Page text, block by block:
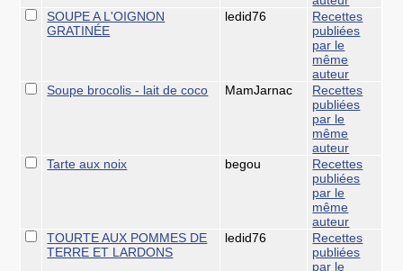
SOUPE A L'OIGNON
GRATINÉE
ledid76
Recettes
publiées
par le
même
auteur
Soupe brocolis - lait de coco
MamJarnac
Recettes
publiées
par le
même
auteur
Tarte aux noix
begou
Recettes
publiées
par le
même
auteur
TOURTE AUX POMMES DE
TERRE ET LARDONS
ledid76
Recettes
publiées
par le